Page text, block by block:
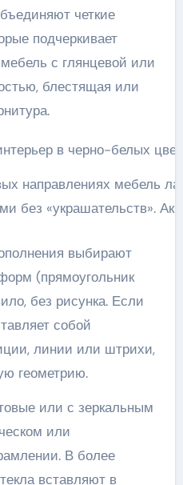
четкие
подчеркивает
с глянцевой или
блестящая или
направлениях мебель
без «украшательств».
выбирают
(прямоугольник
без рисунка. Если
собой
линии или штрихи,
геометрию.
или с зеркальным
или
В более
вставляют в